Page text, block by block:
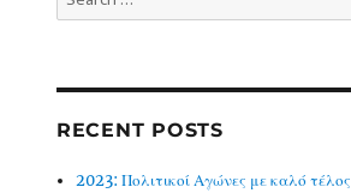
for:
RECENT POSTS
2023: Πολιτικοί Αγώνες με καλό τέλος